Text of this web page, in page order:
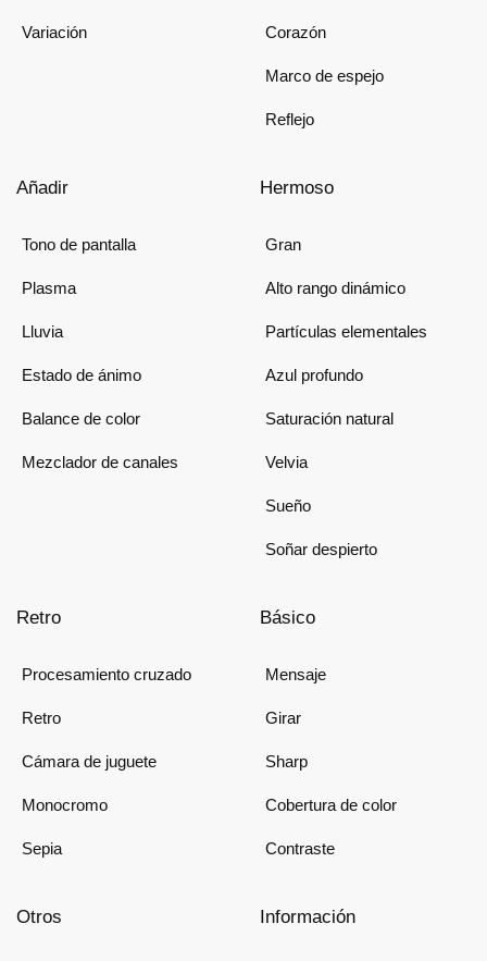
Variación Corazón
Marco de espejo
Reflejo
Añadir
Tono de pantalla
Plasma
Lluvia
Estado de ánimo
Balance de color
Mezclador de canales
Hermoso
Gran
Alto rango dinámico
Partículas elementales
Azul profundo
Saturación natural
Velvia
Sueño
Soñar despierto
Retro
Procesamiento cruzado
Retro
Cámara de juguete
Monocromo
Sepia
Básico
Mensaje
Girar
Sharp
Cobertura de color
Contraste
Otros Información